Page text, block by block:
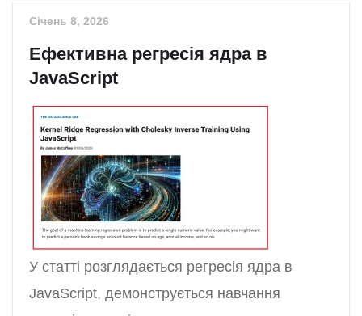
Січень 8, 2026
Ефективна регресія ядра в
JavaScript
У статті розглядається регресія ядра в
JavaScript, демонструється навчання